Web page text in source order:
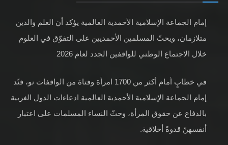
إمام الجماعة الإسلامية الأحمدية العالمية يؤكد أن العلم والدين
متلازمان، ويحثّ المسلمين الأحمديين على التفوّق في العلوم
خلال الاجتماع الوطني للواقفين الجدد لعام 2026
في خطابٍ أمام أكثر من 1700 امرأة وفتاة من الواقفات نو، فنّد
إمام الجماعة الإسلامية الأحمدية العالمية ادعاءات الدول الغربية
بالدفاع عن حقوق المرأة، وحثّ النساء المسلمات على اعتبار
أنفسهنّ قدوةً أخلاقية.